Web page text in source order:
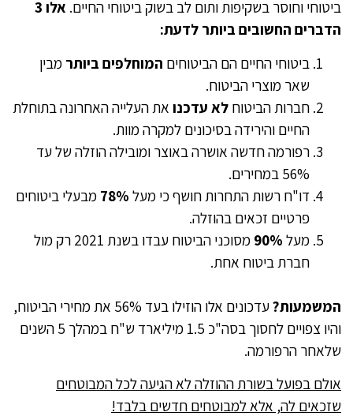
ביטוחי וחוסר בשקיפות ותום לב בשוק ביטוחי החיים.
אלו 3
הדברים החשובים ביותר לדעת:
ביטוחי החיים הם הביטוחים המוחלפים ביותר מבין
שאר מוצרי הביטוח.
חברות הביטוח לא עדכנו את העלייה האחרונה בתוחלת
החיים והירידה בסיכונים למקרה מוות.
רפורמה חדשה אושרה באוצר ומובילה הוזלה של עד
56% במחירים.
דו"ח רשות התחרות חושף כי מעל 78% מבעלי ביטוחים
פרטיים זכאים בהוזלה.
מעל 90%
מסוכני הביטוח עבדו בשנת 2021 רק מול
חברת ביטוח אחת.
המשמעות?
עדכונים אלו הוזילו בעד 56% את מחירי הביטוח,
והיו צפויים לחסוך בסה"כ 1.5 מיליארד ש"ח במהלך 5 השנים
שלאחר הרפורמה.
אולם בפועל בשורת ההוזלה לא הגיעה לכל המבוטחים
שזכאים לה, אלא למבוטחים חדשים בלבד!